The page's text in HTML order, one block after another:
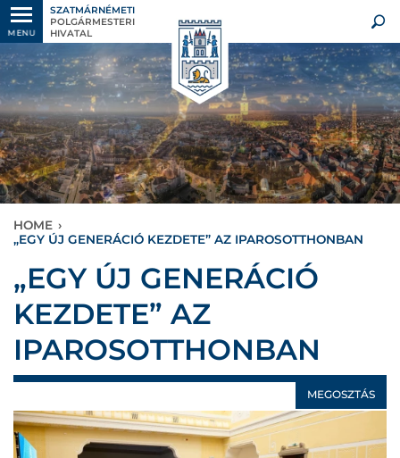
MENU
SZATMÁRNÉMETI
POLGÁRMESTERI
HIVATAL
HOME ›
„EGY ÚJ GENERÁCIÓ KEZDETE” AZ IPAROSOTTHONBAN
„EGY ÚJ GENERÁCIÓ
KEZDETE” AZ
IPAROSOTTHONBAN
MEGOSZTÁS